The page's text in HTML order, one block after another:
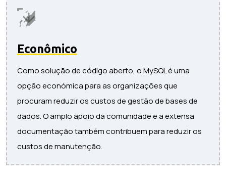
Econômico
Como solução de código aberto, o MySQL é uma
opção económica para as organizações que
procuram reduzir os custos de gestão de bases de
dados. O amplo apoio da comunidade e a extensa
documentação também contribuem para reduzir os
custos de manutenção.